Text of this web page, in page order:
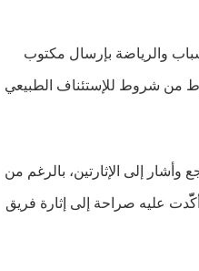
والرياضة بإرسال مكتوب
من شروط للإستئناف الطبيعي
إلى الإثارتين، بالرغم من
عليه صراحة إلى إثارة فريق